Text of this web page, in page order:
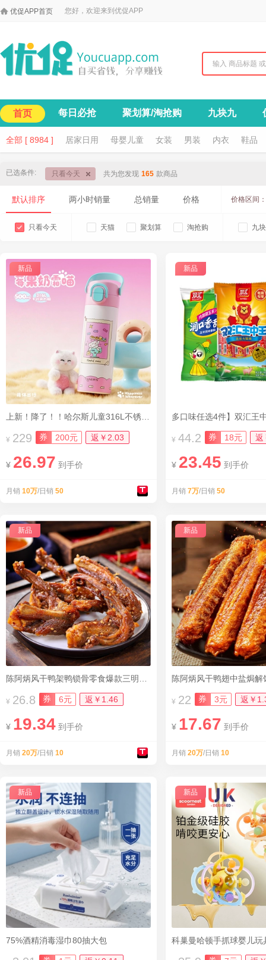
 优促APP首页 您好，欢迎来到优促APP
首页 每日必抢 聚划算/淘抢购 九块九
全部 [ 8984 ] 居家日用 母婴儿童 女装 男装 内衣 鞋品
已选条件: 只看今天 共为您发现 165 款商品
默认排序 两小时销量 总销量 价格 价格区间：
只看今天 天猫 聚划算 淘抢购 九
新品
¥ 229 券 200元 返￥2.03
¥ 26.97 到手价
月销 10万/日销 50
新品
多口味任选4件】双汇王
¥ 44.2 券 18元 返
¥ 23.45 到手价
月销 7万/日销 50
新品
¥ 26.8 券 6元 返￥1.46
¥ 19.34 到手价
月销 20万/日销 10
新品
¥ 22 券 3元 返￥
¥ 17.67 到手价
月销 20万/日销 10
新品
75%酒精消毒湿巾80抽大包
新品